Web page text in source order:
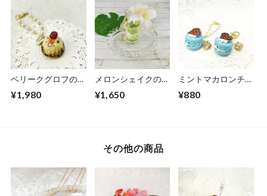
ベリークグロフのバ
¥1,980
メロンシェイクのバ
¥1,650
ミントマカロンチャ
¥880
その他の商品